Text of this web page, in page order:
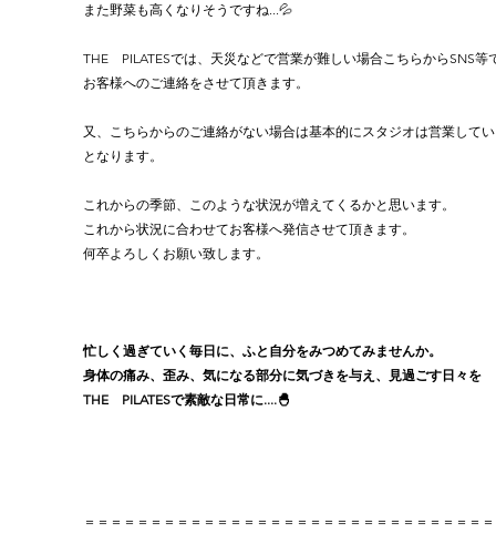
また野菜も高くなりそうですね...💦
THE　PILATESでは、天災などで営業が難しい場合こちらからSNS等
お客様へのご連絡をさせて頂きます。
又、こちらからのご連絡がない場合は基本的にスタジオは営業して
となります。
これからの季節、このような状況が増えてくるかと思います。
これから状況に合わせてお客様へ発信させて頂きます。
何卒よろしくお願い致します。
忙しく過ぎていく毎日に、ふと自分をみつめてみませんか。
身体の痛み、歪み、気になる部分に気づきを与え、見過ごす日々を
THE　PILATESで素敵な日常に....🐣
＝＝＝＝＝＝＝＝＝＝＝＝＝＝＝＝＝＝＝＝＝＝＝＝＝＝＝＝＝＝